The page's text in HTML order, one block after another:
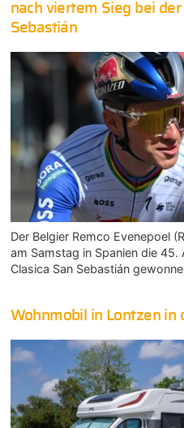
nach viertem Sieg bei der
Sebastián
Der Belgier Remco Evenepoel
am Samstag in Spanien die 45.
Clasica San Sebastián
Wohnmobil in Lontzen in